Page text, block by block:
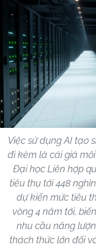
Việc sử dụng AI tạo
đi kèm là cái giá
Đại học Liên hợp
tiêu thụ tới 448
dự kiến mức tiêu
vòng 4 năm tới,
nhu cầu năng
thách thức lớn đối